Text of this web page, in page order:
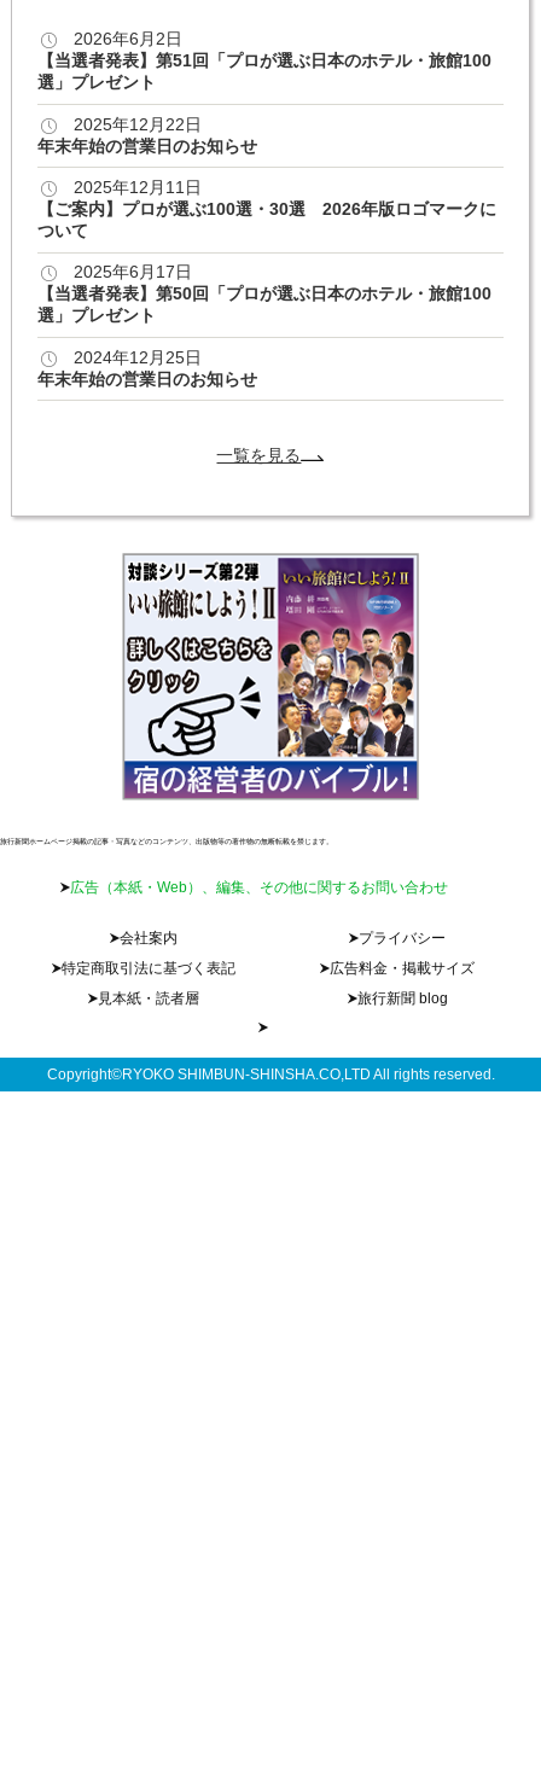
2026年6月2日
【当選者発表】第51回「プロが選ぶ日本のホテル・旅館100
選」プレゼント
2025年12月22日
年末年始の営業日のお知らせ
2025年12月11日
【ご案内】プロが選ぶ100選・30選 2026年版ロゴマークに
ついて
2025年6月17日
【当選者発表】第50回「プロが選ぶ日本のホテル・旅館100
選」プレゼント
2024年12月25日
年末年始の営業日のお知らせ
一覧を見る
旅行新聞ホームページ掲載の記事・写真などのコンテンツ、出版物等の著作物の無断転載を禁じます。
広告（本紙・Web）、編集、その他に関するお問い合わせ
会社案内
プライバシー
特定商取引法に基づく表記
広告料金・掲載サイズ
見本紙・読者層
旅行新聞 blog
Copyright©RYOKO SHIMBUN-SHINSHA.CO,LTD All rights reserved.